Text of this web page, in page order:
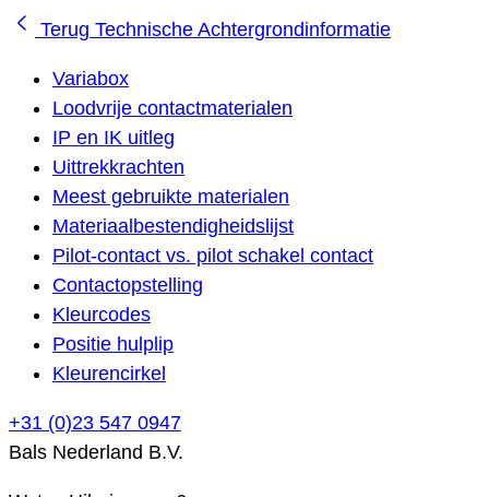
Terug Technische Achtergrondinformatie
Variabox
Loodvrije contactmaterialen
IP en IK uitleg
Uittrekkrachten
Meest gebruikte materialen
Materiaalbestendigheidslijst
Pilot-contact vs. pilot schakel contact
Contactopstelling
Kleurcodes
Positie hulplip
Kleurencirkel
+31 (0)23 547 0947
Bals Nederland B.V.